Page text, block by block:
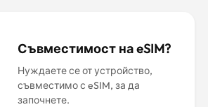
Съвместимост на eSIM?
Нуждаете се от устройство,
съвместимо с eSIM, за да
започнете.